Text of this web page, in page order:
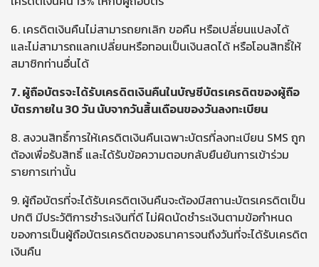
6. เครดิตเงินคืนไม่สามารถยกเลิก ขอคืน หรือเปลี่ยนแปลงได้
และไม่สามารถแลกเปลี่ยนหรือทอนเป็นเงินสดได้ หรือโอนสิทธิ์ให้
สมาชิกท่านอื่นได้
7. ผู้ถือบัตรจะได้รับเครดิตเงินคืนในบัญชีบัตรเครดิตของผู้ถือ
บัตรภายใน 30 วัน นับจากวันสิ้นเดือนของวันลงทะเบียน
8. สงวนสิทธิ์การให้เครดิตเงินคืนเฉพาะบัตรที่ลงทะเบียน SMS ถูก
ต้องเพื่อรับสิทธิ์ และได้รับข้อความตอบกลับยืนยันการเข้าร่วม
รายการเท่านั้น
9. ผู้ถือบัตรที่จะได้รับเครดิตเงินคืนจะต้องมีสถานะบัตรเครดิตเป็น
ปกติ มีประวัติการชำระเงินที่ดี ไม่ผิดนัดชำระเงินตามข้อกำหนด
ของการเป็นผู้ถือบัตรเครดิตของธนาคารจนถึงวันที่จะได้รับเครดิต
เงินคืน